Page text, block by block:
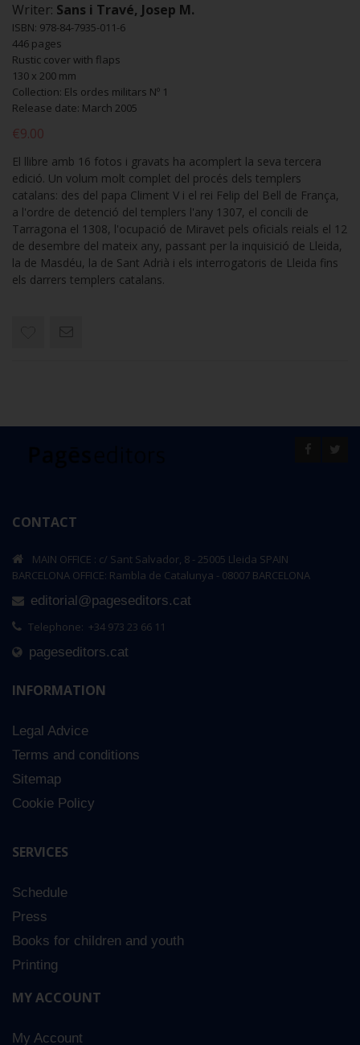
Writer: Sans i Travé, Josep M.
ISBN: 978-84-7935-011-6
446 pages
Rustic cover with flaps
130 x 200 mm
Collection: Els ordes militars Nº 1
Release date: March 2005
€9.00
El llibre amb 16 fotos i gravats ha acomplert la seva tercera
edició. Un volum molt complet del procés dels templers
catalans: des del papa Climent V i el rei Felip del Bell de França,
a l'ordre de detenció del templers l'any 1307, el concili de
Tarragona el 1308, l'ocupació de Miravet pels oficials reials el 12
de desembre del mateix any, passant per la inquisició de Lleida,
la de Masdéu, la de Sant Adrià i els interrogatoris de Lleida fins
els darrers templers catalans.
CONTACT
MAIN OFFICE : c/ Sant Salvador, 8 - 25005 Lleida SPAIN
BARCELONA OFFICE: Rambla de Catalunya - 08007 BARCELONA
editorial@pageseditors.cat
Telephone: +34 973 23 66 11
pageseditors.cat
INFORMATION
Legal Advice
Terms and conditions
Sitemap
Cookie Policy
SERVICES
Schedule
Press
Books for children and youth
Printing
MY ACCOUNT
My Account